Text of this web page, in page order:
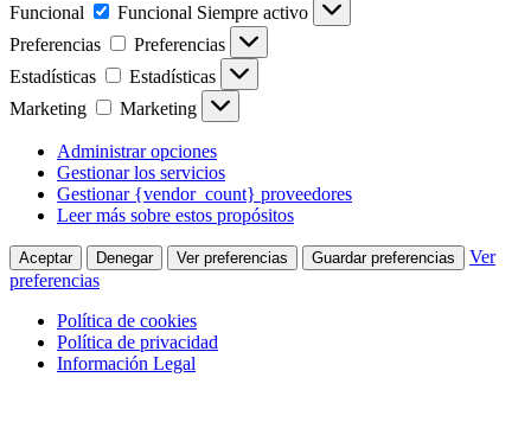
Funcional
Funcional Siempre activo
Preferencias
Preferencias
Estadísticas
Estadísticas
Marketing
Marketing
Administrar opciones
Gestionar los servicios
Gestionar {vendor_count} proveedores
Leer más sobre estos propósitos
Aceptar Denegar Ver preferencias Guardar preferencias
Ver
preferencias
Política de cookies
Política de privacidad
Información Legal